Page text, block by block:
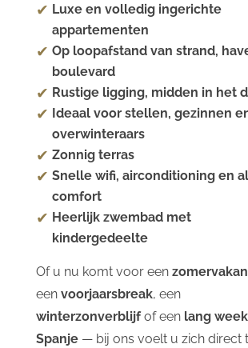
Luxe en volledig ingerichte
appartementen
Op loopafstand van strand,
boulevard
Rustige ligging, midden in het
Ideaal voor stellen, gezinnen
overwinteraars
Zonnig terras
Snelle wifi, airconditioning en
comfort
Heerlijk zwembad met
kindergedeelte
Of u nu komt voor een
een voorjaarsbreak, een
winterzonverblijfof een lang
Spanje— bij ons voelt u zich direct